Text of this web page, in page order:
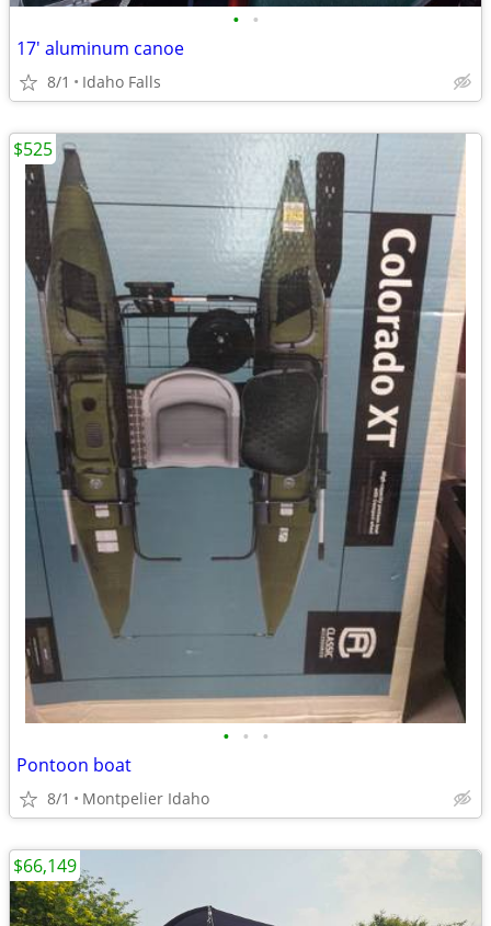
• •
17' aluminum canoe
8/1 Idaho Falls
• • •
Pontoon boat
8/1 Montpelier Idaho
$525
$66,149